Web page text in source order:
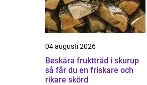
04 augusti 2026
Beskära fruktträd i skurup
så får du en friskare och
rikare skörd